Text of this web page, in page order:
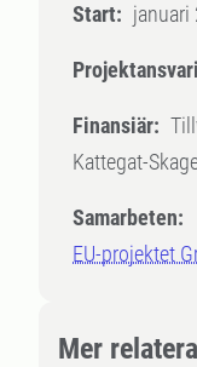
Start: januari
Finansiär:
Kattegat-
Samarbeten:
EU-projektet
Mer